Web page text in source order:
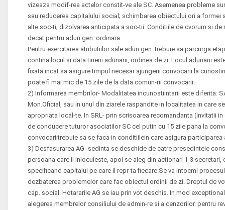
vizeaza modif-rea actelor constit-ve ale SC. Asemenea probleme
sau reducerea capitalului social; schimbarea obiectului ori a formei
alte soc-ti; dizolvarea anticipata a soc-tii. Conditiile de cvorum si
decat pentru adun.gen. ordinara.
Pentru exercitarea atributiilor sale adun.gen. trebuie sa parcurga
contina locul si data tinerii adunarii, ordinea de zi. Locul adunarii
fixata incat sa asigure timpul necesar ajungerii convocarii la
poate fi mai mic de 15 zile de la data comun-rii convocarii.
2) Informarea membrilor- Modalitatea incunostiintarii este diferita:
Mon.Oficial, sau in unul din ziarele raspandite in localitatea in care
apropriata local-te. In SRL- prin scrisoarea recomandanta (invitatii
de conducere tuturor asociatilor SC cel putin cu 15 zile pana la
convocariitrebuie sa se faca in conditiilein care asigura participarea
3) Desfasurarea AG- sedinta se deschide de catre presedintele
persoana care il inlocuieste, apoi se aleg din actionari 1-3 secretari,
specificand capitalul pe care il repr-ta fiecare.Se va intocmi
dezbaterea problemelor care fac obiectul ordinii de zi. Dreptul de
cap. social. Hotararile AG se iau prin vot deschis. In mod
alegerea membrelor consiliului de admin-re si a cenzorilor. pentru